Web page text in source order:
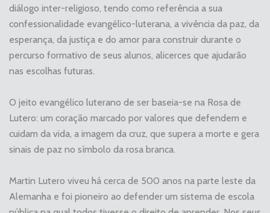
diálogo inter-religioso, tendo como referência a sua
confessionalidade evangélico-luterana, a vivência da paz, da
esperança, da justiça e do amor para construir durante o
percurso formativo de seus alunos, alicerces que ajudarão
nas escolhas futuras.
O jeito evangélico luterano de ser baseia-se na Rosa de
Lutero: um coração marcado por valores que defendem e
cuidam da vida, a imagem da cruz, que supera a morte e gera
sinais de paz no símbolo da rosa branca.
Martin Lutero viveu há cerca de 500 anos na parte leste da
Alemanha e foi pioneiro ao defender um sistema de escola